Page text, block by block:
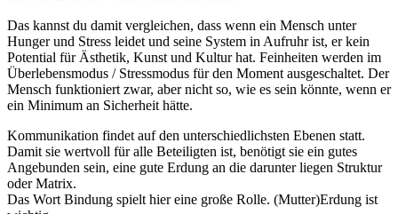
Das kannst du damit vergleichen, dass wenn ein Mensch unter
Hunger und Stress leidet und seine System in Aufruhr ist, er kein
Potential für Ästhetik, Kunst und Kultur hat. Feinheiten werden im
Überlebensmodus / Stressmodus für den Moment ausgeschaltet. Der
Mensch funktioniert zwar, aber nicht so, wie es sein könnte, wenn er
ein Minimum an Sicherheit hätte.
Kommunikation findet auf den unterschiedlichsten Ebenen statt.
Damit sie wertvoll für alle Beteiligten ist, benötigt sie ein gutes
Angebunden sein, eine gute Erdung an die darunter liegen Struktur
oder Matrix.
Das Wort Bindung spielt hier eine große Rolle. (Mutter)Erdung ist